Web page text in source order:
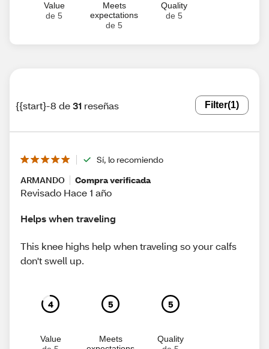
Value
de 5
Meets
expectations
de 5
Quality
de 5
{{start}-8 de31 reseñas Filter(1)
Sí, lo recomiendo
ARMANDO
Compra verificada
Revisado Hace 1 año
Helps when traveling
This knee highs help when traveling so your calfs
don't swell up.
4
Value
5
Meets
5
Quality